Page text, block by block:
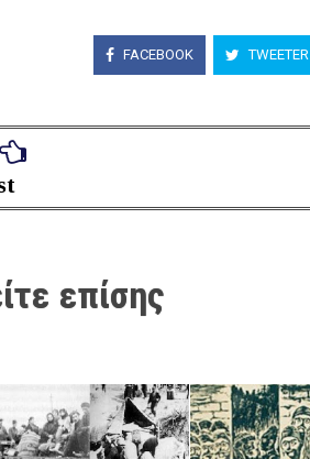
FACEBOOK TWEETER
επίσης